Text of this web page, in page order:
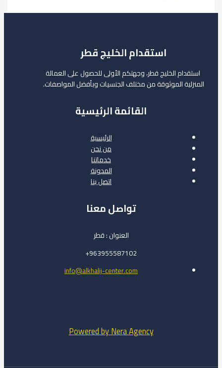
استقدام الخليج قطر
الخليج قطر، وجهتكم الأولى للحصول على العمالة
الموثوقة من مختلف الجنسيات وبأفضل المواصفات.
القائمة الرئيسية
تواصل معنا
العنوان : قطر
963955587102+
info@alkhalij-center.com
Powered by Nera Agency